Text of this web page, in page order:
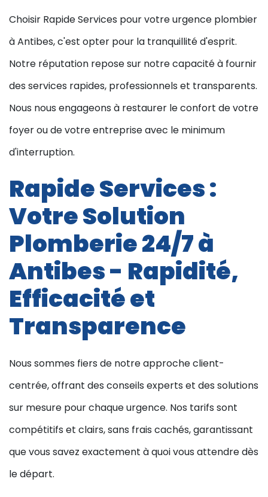
Choisir Rapide Services pour votre urgence plombier
à Antibes, c'est opter pour la tranquillité d'esprit.
Notre réputation repose sur notre capacité à fournir
des services rapides, professionnels et transparents.
Nous nous engageons à restaurer le confort de votre
foyer ou de votre entreprise avec le minimum
d'interruption.
Rapide Services :
Votre Solution
Plomberie 24/7 à
Antibes - Rapidité,
Efficacité et
Transparence
Nous sommes fiers de notre approche client-
centrée, offrant des conseils experts et des solutions
sur mesure pour chaque urgence. Nos tarifs sont
compétitifs et clairs, sans frais cachés, garantissant
que vous savez exactement à quoi vous attendre dès
le départ.